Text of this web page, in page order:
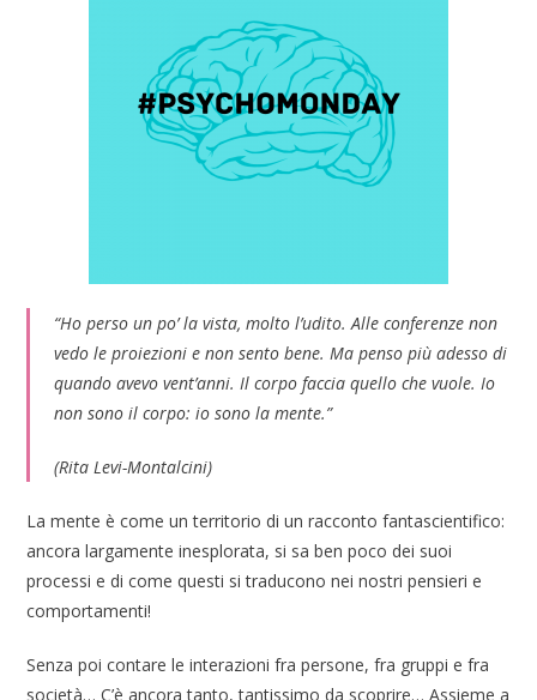
“Ho perso un po’ la vista, molto l’udito. Alle conferenze non
vedo le proiezioni e non sento bene. Ma penso più adesso di
quando avevo vent’anni. Il corpo faccia quello che vuole. Io
non sono il corpo: io sono la mente.”
(Rita Levi-Montalcini)
La mente è come un territorio di un racconto fantascientifico:
ancora largamente inesplorata, si sa ben poco dei suoi
processi e di come questi si traducono nei nostri pensieri e
comportamenti!
Senza poi contare le interazioni fra persone, fra gruppi e fra
società… C’è ancora tanto, tantissimo da scoprire… Assieme a